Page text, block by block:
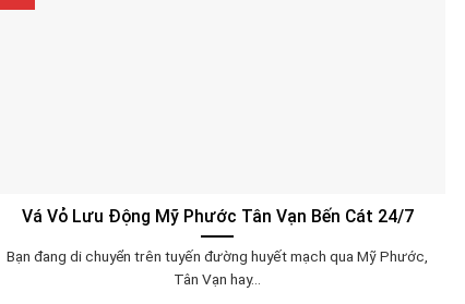
Vá Vỏ Lưu Động Mỹ Phước Tân Vạn Bến Cát 24/7
Bạn đang di chuyển trên tuyến đường huyết mạch qua Mỹ Phước,
Tân Vạn hay...